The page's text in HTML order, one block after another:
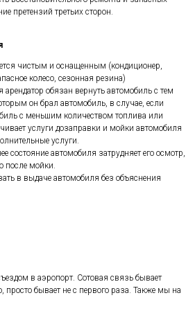
претензий третьих сторон.
чистым и оснащенным (кондиционер,
колесо, сезонная резина)
обязан вернуть автомобиль с тем
он брал автомобиль, в случае, если
с меньшим количеством топлива или
услуги дозаправки и мойки автомобиля
услуги.
состояние автомобиля затрудняет его осмотр,
после мойки.
в выдаче автомобиля без объяснения
в аэропорт. Сотовая связь бывает
просто бывает не с первого раза. Также мы на